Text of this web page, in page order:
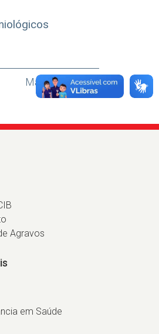
Mais Destaques
Agravos
em Saúde